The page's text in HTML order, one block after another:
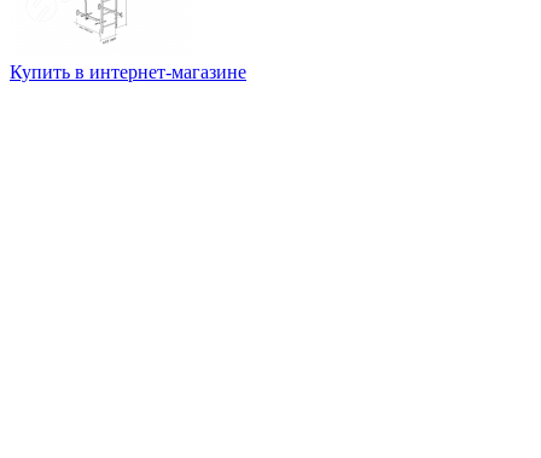
Купить в интернет-магазине